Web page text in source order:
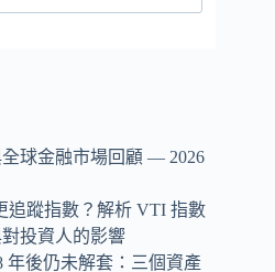
球金融市場回顧 — 2026
追蹤指數？解析 VTI 指數
投資人的影響
年後仍未解套：三個資產